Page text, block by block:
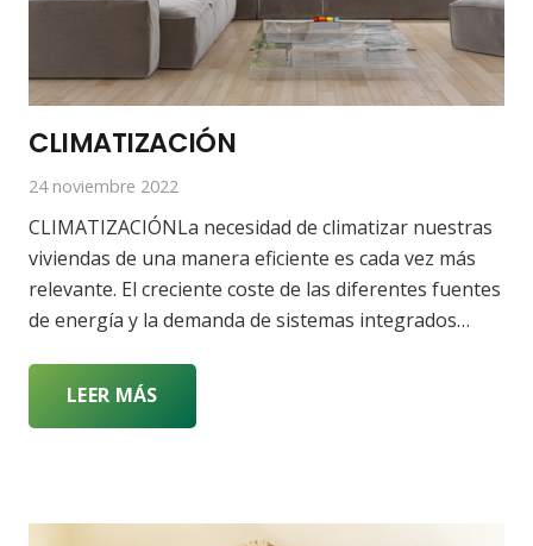
CLIMATIZACIÓN
24 noviembre 2022
CLIMATIZACIÓNLa necesidad de climatizar nuestras
viviendas de una manera eficiente es cada vez más
relevante. El creciente coste de las diferentes fuentes
de energía y la demanda de sistemas integrados…
LEER MÁS